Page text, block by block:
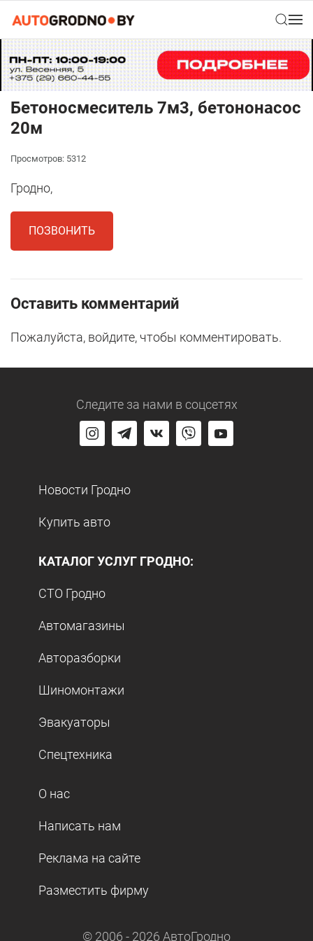
Бетоносмеситель 7м3, бетононасос
20м
Просмотров: 5312
Гродно,
ПОЗВОНИТЬ
Оставить комментарий
Пожалуйста, войдите, чтобы комментировать.
Следите за нами в соцсетях
Новости Гродно
Купить авто
КАТАЛОГ УСЛУГ ГРОДНО:
СТО Гродно
Автомагазины
Авторазборки
Шиномонтажи
Эвакуаторы
Спецтехника
О нас
Написать нам
Реклама на сайте
Разместить фирму
© 2006 - 2026 АвтоГродно